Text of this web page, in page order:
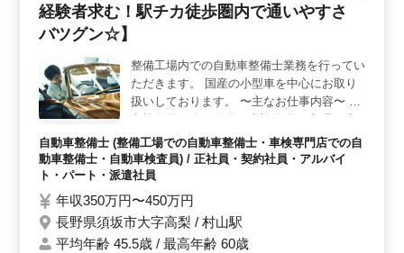
きやすい環境＞ 残業が少なめで、週休2日制を採用する
など、働きやすい環境が整っています。ストレスの少な
い労働環境は、従業員のモチベーションを高め、長期間
にわたって安定した業務遂行を支えています。 ＜魅
力３：幅広い業務内容＞ 普通乗用車をメインに整備す
る他、点検整備や車検整備、部品の交換・取り付け・補
修など、幅広い業務に携わることができます。経験を活
経験者求む！駅チカ徒歩圏内で通いやすさ
バツグン☆】
整備工場内での自動車整備士業務を行ってい
ただきます。 国産の小型車を中心にお取り
扱いしております。 〜主なお仕事内容〜 ・
換、取付け、補修 等 ＊40代、50代以上も活
躍中の職場です！ ＊残業少なめに交通費支
給あり、場所も駅チカで働きやすさと通いや
すさを保証いたします◎ まずはお気軽にお
気になる点からお問い合わせくださいませ！
皆様のご応募、お待ちしております！
自動車整備士 (整備工場での自動車整備士・車検専門店での自
動車整備士・自動車検査員) / 正社員・契約社員・アルバイ
ト・パート・派遣社員
年収350万円〜450万円
長野県須坂市大字高梨 / 村山駅
平均年齢 45.5歳 / 最高年齢 60歳